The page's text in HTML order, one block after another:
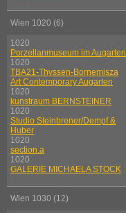
Wien 1020 (6)
1020
Porzellanmuseum im Augarten
1020
TBA21-Thyssen-Bornemisza
Art Contemporary Augarten
1020
kunstraum BERNSTEINER
1020
Studio Steinbrener/Dempf &
Huber
1020
section.a
1020
GALERIE MICHAELA STOCK
Wien 1030 (12)